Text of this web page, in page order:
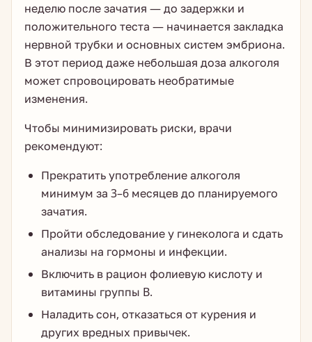
неделю после зачатия — до задержки и
положительного теста — начинается закладка
нервной трубки и основных систем эмбриона.
В этот период даже небольшая доза алкоголя
может спровоцировать необратимые
изменения.
Чтобы минимизировать риски, врачи
рекомендуют:
Прекратить употребление алкоголя
минимум за 3–6 месяцев до планируемого
зачатия.
Пройти обследование у гинеколога и сдать
анализы на гормоны и инфекции.
Включить в рацион фолиевую кислоту и
витамины группы B.
Наладить сон, отказаться от курения и
других вредных привычек.